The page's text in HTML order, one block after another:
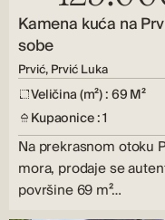
Kamena kuća na
sobe
Prvić, Prvić Luka
Veličina (m²) : 69 M²
Kupaonice : 1
Na prekrasnom otoku
mora, prodaje se
površine 69 m²…